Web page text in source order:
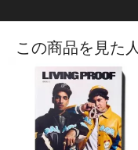
この商品を見た